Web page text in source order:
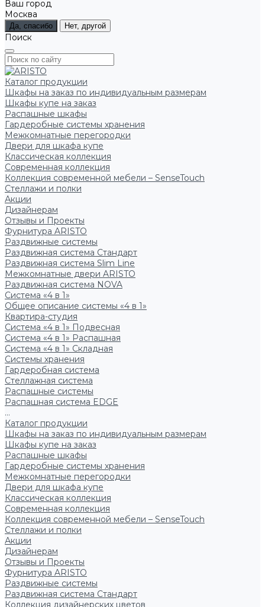
Ваш город
Москва
Да, спасибо Нет, другой
Поиск
Каталог продукции
Шкафы на заказ по индивидуальным размерам
Шкафы купе на заказ
Распашные шкафы
Гардеробные системы хранения
Межкомнатные перегородки
Двери для шкафа купе
Классическая коллекция
Современная коллекция
Коллекция современной мебели – SenseTouch
Стеллажи и полки
Акции
Дизайнерам
Отзывы и Проекты
Фурнитура ARISTO
Раздвижные системы
Раздвижная система Стандарт
Раздвижная система Slim Line
Межкомнатные двери ARISTO
Раздвижная система NOVA
Система «4 в 1»
Общее описание системы «4 в 1»
Квартира-студия
Система «4 в 1» Подвесная
Система «4 в 1» Распашная
Система «4 в 1» Складная
Системы хранения
Гардеробная система
Стеллажная система
Распашные системы
Распашная система EDGE
...
Каталог продукции
Шкафы на заказ по индивидуальным размерам
Шкафы купе на заказ
Распашные шкафы
Гардеробные системы хранения
Межкомнатные перегородки
Двери для шкафа купе
Классическая коллекция
Современная коллекция
Коллекция современной мебели – SenseTouch
Стеллажи и полки
Акции
Дизайнерам
Отзывы и Проекты
Фурнитура ARISTO
Раздвижные системы
Раздвижная система Стандарт
Коллекция дизайнерских цветов